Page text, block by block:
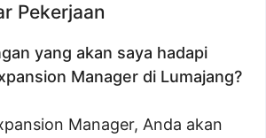
Pekerjaan
yang akan saya hadapi
Manager di Lumajang?
Manager, Anda akan